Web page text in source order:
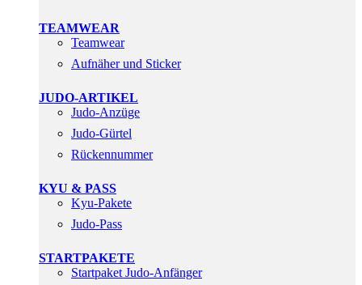
TEAMWEAR
Teamwear
Aufnäher und Sticker
JUDO-ARTIKEL
Judo-Anzüge
Judo-Gürtel
Rückennummer
KYU & PASS
Kyu-Pakete
Judo-Pass
STARTPAKETE
Startpaket Judo-Anfänger